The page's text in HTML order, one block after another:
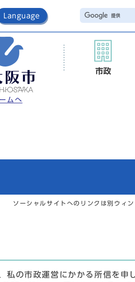
Language
ムへ
市政
ソーシャルサイトへのリンクは別ウィ
の市政運営にかかる所信を申